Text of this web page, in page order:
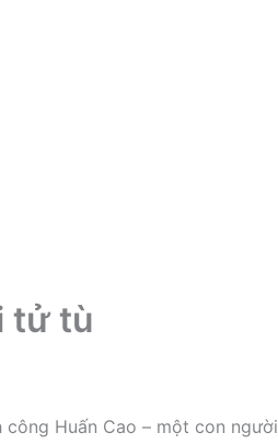
tử tù
Huấn Cao – một con người